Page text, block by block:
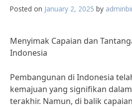
Posted on January 2, 2025 by
Menyimak Capaian dan
Indonesia
Pembangunan di Indonesia
kemajuan yang signifikan
terakhir. Namun, di balik